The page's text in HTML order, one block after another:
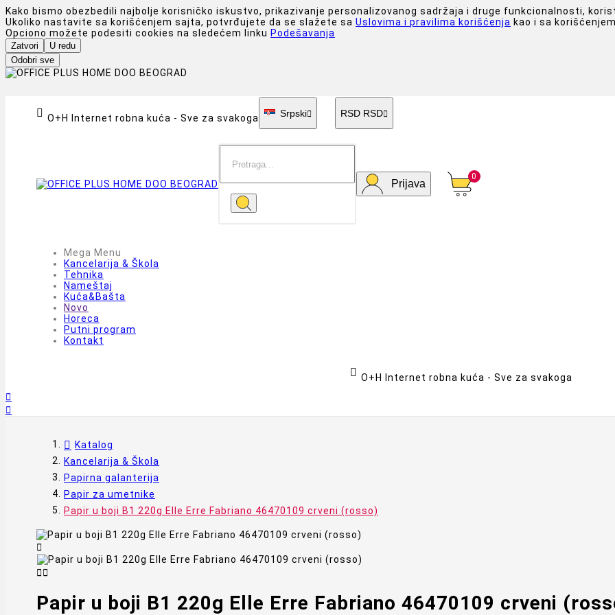
Kako bismo obezbedili najbolje korisničko iskustvo, prikazivanje personalizovanog sadržaja i druge funkcionalnosti,
Ukoliko nastavite sa korišćenjem sajta, potvrđujete da se slažete sa Uslovima i pravilima korišćenja kao i sa
Opciono možete podesiti cookies na sledećem linku Podešavanja
Zatvori
U redu
Odobri sve
 O+H Internet robna kuća - Sve za svakoga Srpski RSD RSD
Prijava
0
Mega Menu
Kancelarija & Škola
Tehnika
Nameštaj
Kuća&Bašta
Novo
Horeca
Putni program
Kontakt
 O+H Internet robna kuća - Sve za svakoga


Katalog
Kancelarija & Škola
Papirna galanterija
Papir za umetnike
Papir u boji B1 220g Elle Erre Fabriano 46470109 crveni (rosso)


Papir u boji B1 220g Elle Erre Fabriano 46470109 crveni